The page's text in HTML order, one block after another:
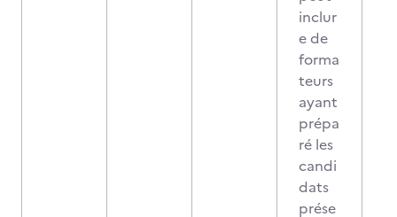
inclur
e de
forma
teurs
ayant
prépa
ré les
candi
dats
prése